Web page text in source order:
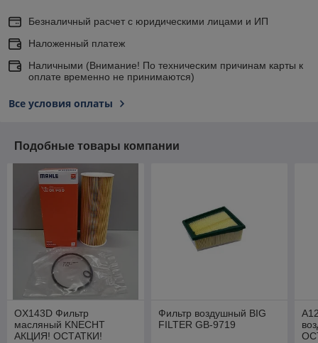
Безналичный расчет с юридическими лицами и ИП
Наложенный платеж
Наличными (Внимание! По техническим причинам карты к
оплате временно не принимаются)
Все условия оплаты
Подобные товары компании
OX143D Фильтр
масляный KNECHT
АКЦИЯ! ОСТАТКИ!
Фильтр воздушный BIG
FILTER GB-9719